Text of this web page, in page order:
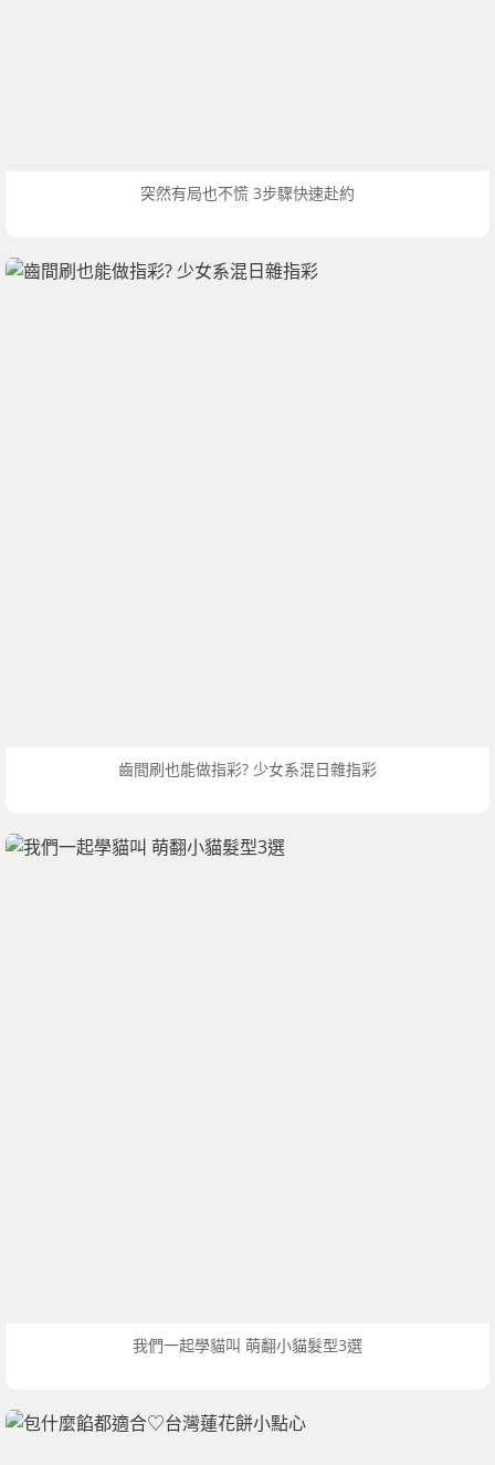
突然有局也不慌 3步驟快速赴約
齒間刷也能做指彩? 少女系混日雜指彩
我們一起學貓叫 萌翻小貓髮型3選